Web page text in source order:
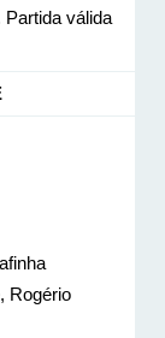
válida
Rogério